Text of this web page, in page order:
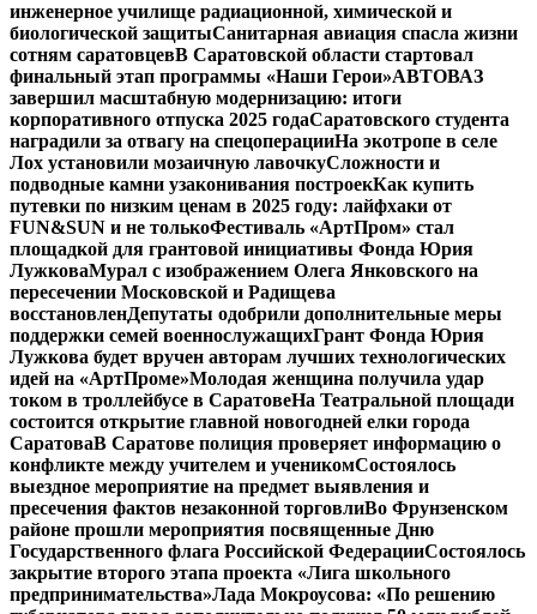
инженерное училище радиационной, химической и
биологической защитыСанитарная авиация спасла жизни
сотням саратовцевВ Саратовской области стартовал
финальный этап программы «Наши Герои»АВТОВАЗ
завершил масштабную модернизацию: итоги
корпоративного отпуска 2025 годаСаратовского студента
наградили за отвагу на спецоперацииНа экотропе в селе
Лох установили мозаичную лавочкуСложности и
подводные камни узаконивания построекКак купить
путевки по низким ценам в 2025 году: лайфхаки от
FUN&SUN и не толькоФестиваль «АртПром» стал
площадкой для грантовой инициативы Фонда Юрия
ЛужковаМурал с изображением Олега Янковского на
пересечении Московской и Радищева
восстановленДепутаты одобрили дополнительные меры
поддержки семей военнослужащихГрант Фонда Юрия
Лужкова будет вручен авторам лучших технологических
идей на «АртПроме»Молодая женщина получила удар
током в троллейбусе в СаратовеНа Театральной площади
состоится открытие главной новогодней елки города
СаратоваВ Саратове полиция проверяет информацию о
конфликте между учителем и ученикомСостоялось
выездное мероприятие на предмет выявления и
пресечения фактов незаконной торговлиВо Фрунзенском
районе прошли мероприятия посвященные Дню
Государственного флага Российской ФедерацииСостоялось
закрытие второго этапа проекта «Лига школьного
предпринимательства»Лада Мокроусова: «По решению